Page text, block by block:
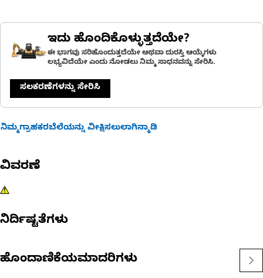
ಇದು ಹೊಂದಿಕೊಳ್ಳುತ್ತದೆಯೇ?
ಈ ಭಾಗವು ಸರಿಹೊಂದುತ್ತದೆಯೇ ಅಥವಾ ದುರಸ್ತಿ ಆಯ್ಕೆಗಳು
ಲಭ್ಯವಿದೆಯೇ ಎಂದು ನೋಡಲು ನಿಮ್ಮ ಸಾಧನವನ್ನು ಸೇರಿಸಿ.
ಸಲಕರಣೆಗಳನ್ನು ಸೇರಿಸಿ
ನಿಮ್ಮಗ್ರಾಹಕರಬೆಲೆಯನ್ನು ವೀಕ್ಷಿಸಲುಲಾಗಿನ್ಮಾಡಿ
ವಿವರಣೆ
ನಿರ್ದಿಷ್ಟತೆಗಳು
ಹೊಂದಾಣಿಕೆಯಮಾದರಿಗಳು